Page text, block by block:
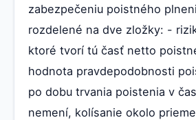
zabezpečeniu poistného
rozdelené na dve zložky: -
ktoré tvorí tú časť netto
hodnota pravdepodobnosti
po dobu trvania poistenia v
nemení, kolísanie okolo